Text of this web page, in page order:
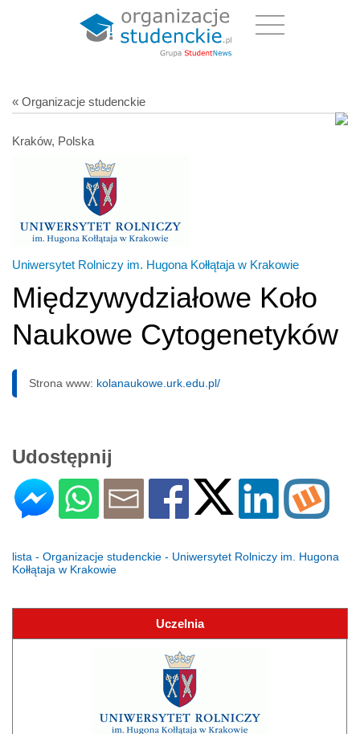
« Organizacje studenckie
Kraków, Polska
Uniwersytet Rolniczy im. Hugona Kołłątaja w Krakowie
Międzywydziałowe Koło
Naukowe Cytogenetyków
Strona www: kolanaukowe.urk.edu.pl/
Udostępnij
lista - Organizacje studenckie - Uniwersytet Rolniczy im. Hugona
Kołłątaja w Krakowie
Uczelnia